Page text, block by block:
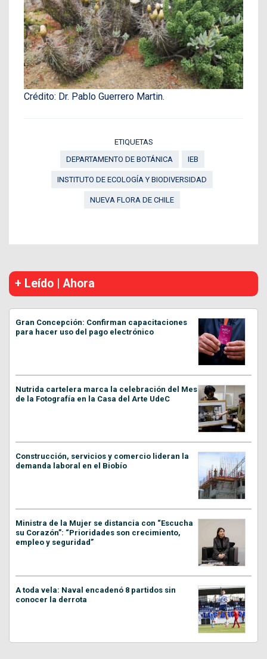
Crédito: Dr. Pablo Guerrero Martin.
ETIQUETAS
DEPARTAMENTO DE BOTÁNICA
IEB
INSTITUTO DE ECOLOGÍA Y BIODIVERSIDAD
NUEVA FLORA DE CHILE
+ Leído | Ahora
Gran Concepción: Confirman capacitaciones
para hacer uso del pago electrónico
Nutrida cartelera marca la celebración del Mes
de la Fotografía en la Casa del Arte UdeC
Construcción, servicios y comercio lideran la
demanda laboral en el Biobío
Ministra de la Mujer se distancia con “Escucha
su Corazón”: “Prioridades son crecimiento,
empleo y seguridad”
A toda vela: Naval encadenó 8 partidos sin
conocer la derrota